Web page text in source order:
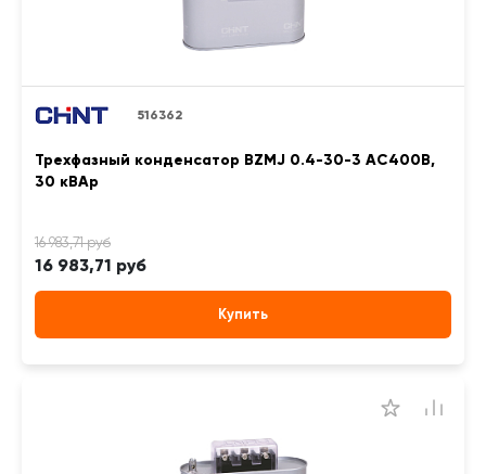
516362
Трехфазный конденсатор BZMJ 0.4-30-3 АС400В,
30 кВАр
16 983,71 руб
Купить